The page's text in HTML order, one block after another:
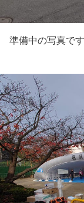
準備中の写真です